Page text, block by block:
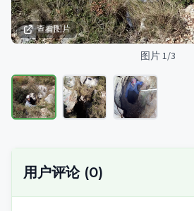
查看图片
图片 1/3
用户评论(0)